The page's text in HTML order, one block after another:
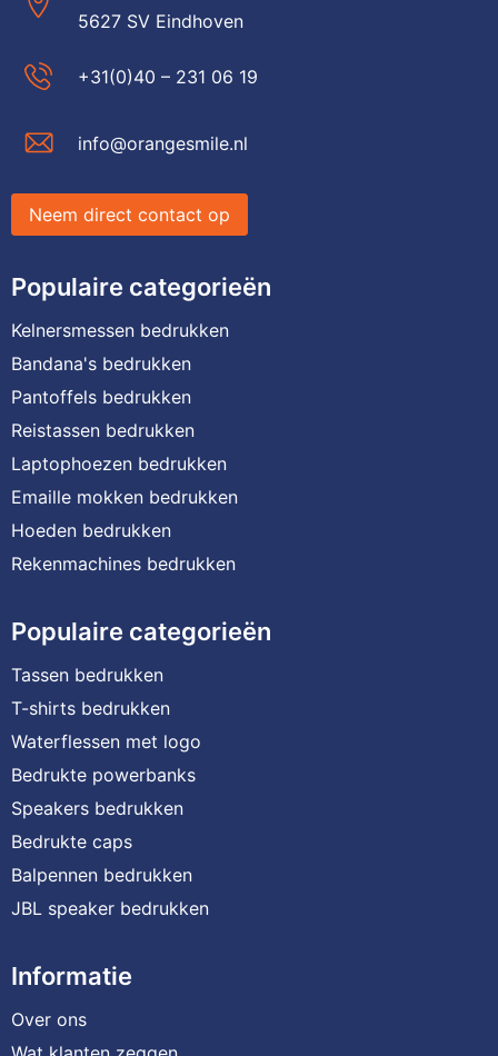
5627 SV Eindhoven
+31(0)40 – 231 06 19
info@orangesmile.nl
Neem direct contact op
Populaire categorieën
Kelnersmessen bedrukken
Bandana's bedrukken
Pantoffels bedrukken
Reistassen bedrukken
Laptophoezen bedrukken
Emaille mokken bedrukken
Hoeden bedrukken
Rekenmachines bedrukken
Populaire categorieën
Tassen bedrukken
T-shirts bedrukken
Waterflessen met logo
Bedrukte powerbanks
Speakers bedrukken
Bedrukte caps
Balpennen bedrukken
JBL speaker bedrukken
Informatie
Over ons